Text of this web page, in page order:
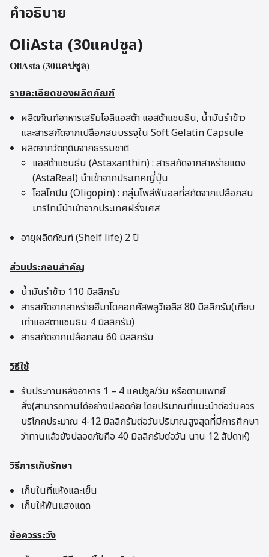
คำอธิบาย
OliAsta (30แคปซูล)
OliAsta (30แคปซูล)
รายละเอียดของผลิตภัณฑ์
ผลิตภัณฑ์อาหารเสริมโอลิแอสต้า แอสต้าแซนธิน, น้ำมันรำข้าว
และสารสกัดจากเปลือกสนบรรจุใน Soft Gelatin Capsule
ผลิตจากวัตถุดิบจากธรรมชาติ
แอสต้าแซนธีน (Astaxanthin) : สารสกัดจากสาหร่ายแดง
(AstaReal) นำเข้าจากประเทศญี่ปุ่น
โอลิโกปิน (Oligopin) : กลุ่มโพลีฟีนอลที่สกัดจากเปลือกสน
มาริไทม์นำเข้าจากประเทศฝรั่งเศส
อายุผลิตภัณฑ์ (Shelf life) 2 ปี
ส่วนประกอบสำคัญ
น้ำมันรำข้าว 110 มิลลิกรัม
สารสกัดจากสาหร่ายฮีมาโตคอกคัสพลูวิเอลิส 80 มิลลิกรัม(เทียบ
เท่าแอสตาแซนธิน 4 มิลลิกรัม)
สารสกัดจากเปลือกสน 60 มิลลิกรัม
วิธีใช้
รับประทานหลังอาหาร 1 – 4 แคปซูล/วัน หรือตามแพทย์
สั่ง(สามารถทานได้อย่างปลอดภัย โดยปริมาณที่แนะนำต่อวันควร
บริโภคประมาณ 4-12 มิลลิกรัมต่อวันปริมาณสูงสุดที่มีการศึกษา
ว่าทานแล้วยังปลอดภัยคือ 40 มิลลิกรัมต่อวัน นาน 12 สัปดาห์)
วิธีการเก็บรักษา
เก็บในที่แห้งและเย็น
เก็บให้พ้นแสงแดด
ข้อควรระวัง